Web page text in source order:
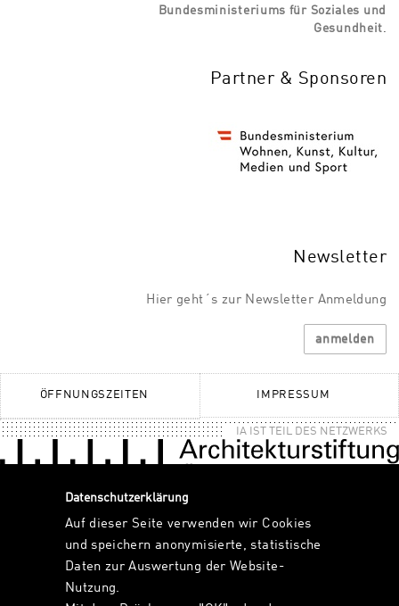
Bundesministeriums für Soziales und
Gesundheit
Partner & Sponsoren
Newsletter
Hier geht´s zur Newsletter Anmeldung
anmelden
ÖFFNUNGSZEITEN IMPRESSUM
IA IST TEIL DES NETZWERKS
Datenschutzerklärung
Auf dieser Seite verwenden wir Cookies
und speichern anonymisierte, statistische
Daten zur Auswertung der Website-
Nutzung.